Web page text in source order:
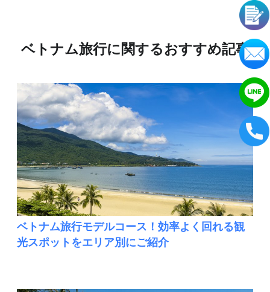
ベトナム旅行に関するおすすめ記事
ベトナム旅行モデルコース！効率よく回れる観
光スポットをエリア別にご紹介